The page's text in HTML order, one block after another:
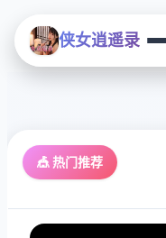
侠女逍遥录
🎪 热门推荐